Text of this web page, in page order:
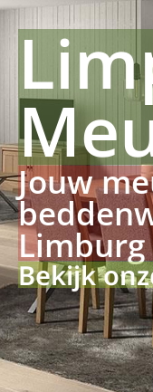
Jouw
Limburg
Bekijk